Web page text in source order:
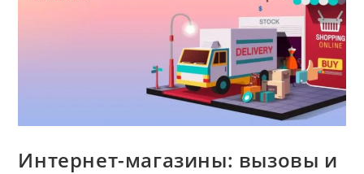
Интернет-магазины: вызовы и